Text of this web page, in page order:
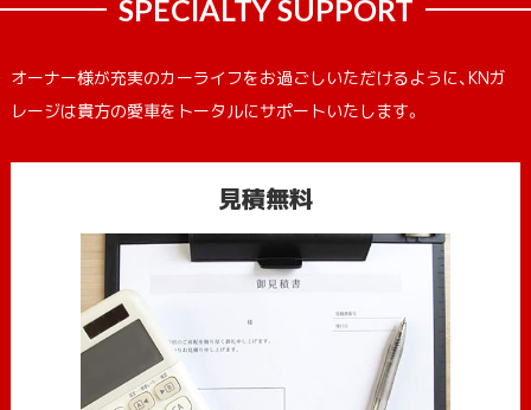
SPECIALTY SUPPORT
オーナー様が充実のカーライフをお過ごしいただけるように、KNガ
レージは貴方の愛車をトータルにサポートいたします。
見積無料